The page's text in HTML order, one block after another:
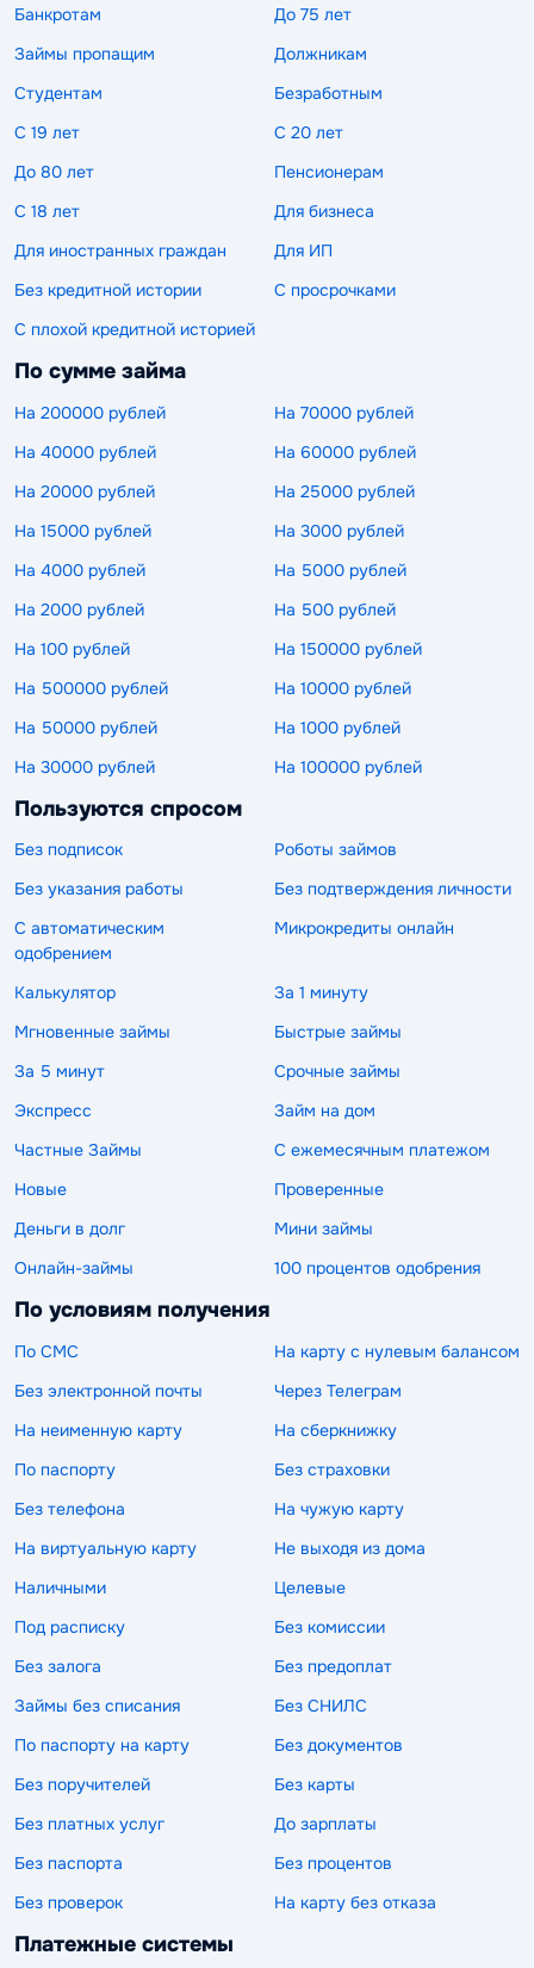
Банкротам
До 75 лет
Займы пропащим
Должникам
Студентам
Безработным
С 19 лет
С 20 лет
До 80 лет
Пенсионерам
С 18 лет
Для бизнеса
Для иностранных граждан
Для ИП
Без кредитной истории
С просрочками
С плохой кредитной историей
По сумме займа
На 200000 рублей
На 70000 рублей
На 40000 рублей
На 60000 рублей
На 20000 рублей
На 25000 рублей
На 15000 рублей
На 3000 рублей
На 4000 рублей
На 5000 рублей
На 2000 рублей
На 500 рублей
На 100 рублей
На 150000 рублей
На 500000 рублей
На 10000 рублей
На 50000 рублей
На 1000 рублей
На 30000 рублей
На 100000 рублей
Пользуются спросом
Без подписок
Роботы займов
Без указания работы
Без подтверждения личности
С автоматическим
одобрением
Микрокредиты онлайн
Калькулятор
За 1 минуту
Мгновенные займы
Быстрые займы
За 5 минут
Срочные займы
Экспресс
Займ на дом
Частные Займы
С ежемесячным платежом
Новые
Проверенные
Деньги в долг
Мини займы
Онлайн-займы
100 процентов одобрения
По условиям получения
По СМС
На карту с нулевым балансом
Без электронной почты
Через Телеграм
На неименную карту
На сберкнижку
По паспорту
Без страховки
Без телефона
На чужую карту
На виртуальную карту
Не выходя из дома
Наличными
Целевые
Под расписку
Без комиссии
Без залога
Без предоплат
Займы без списания
Без СНИЛС
По паспорту на карту
Без документов
Без поручителей
Без карты
Без платных услуг
До зарплаты
Без паспорта
Без процентов
Без проверок
На карту без отказа
Платежные системы